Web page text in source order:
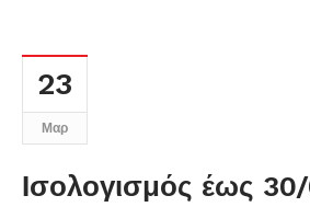
23
Μαρ
Ισολογισμός έως